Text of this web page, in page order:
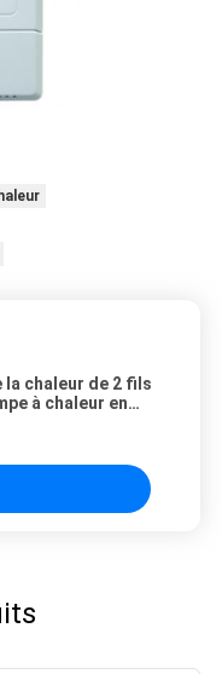
chaleur de 2 fils
à chaleur en